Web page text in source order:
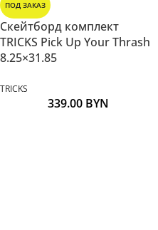
ПОД ЗАКАЗ
Скейтборд комплект
TRICKS Pick Up Your Thrash
8.25×31.85
TRICKS
339.00 BYN